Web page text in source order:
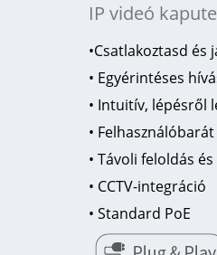
IP videó
•Csatlakoztasd és
• Egyérintéses
• Intuitív, lépésről
•
• Távoli feloldás
• CCTV-integráció
• Standard PoE